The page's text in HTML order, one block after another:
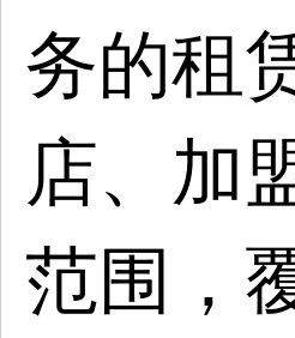
务的租
店、加
范围，